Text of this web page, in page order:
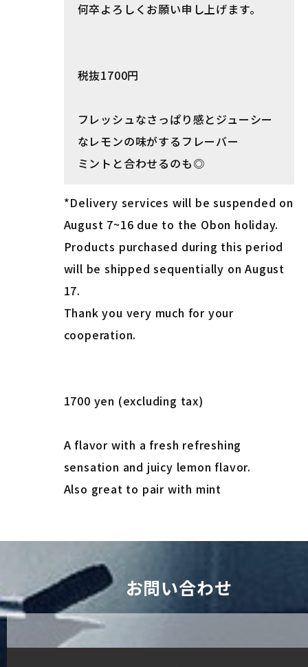
何卒よろしくお願い申し上げます。
税抜1700円
フレッシュなさっぱり感とジューシー
なレモンの味がするフレーバー
ミントと合わせるのも◎
*Delivery services will be suspended on
August 7~16 due to the Obon holiday.
Products purchased during this period
will be shipped sequentially on August
17.
Thank you very much for your
cooperation.
1700 yen (excluding tax)
A flavor with a fresh refreshing
sensation and juicy lemon flavor.
Also great to pair with mint
お問い合わせ